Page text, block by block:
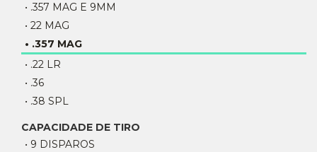
• .357 MAG E 9MM
• 22 MAG
• .357 MAG
• .22 LR
• .36
• .38 SPL
CAPACIDADE DE TIRO
• 9 DISPAROS